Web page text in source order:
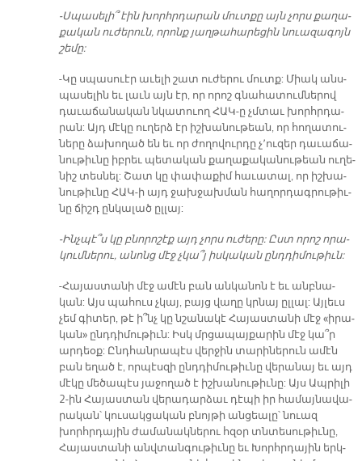
-Սպա­սե­լի՞ էին խորհր­դա­րան մուտ­քը այն չորս քա­ղա­
քա­կան ու­ժե­րուն, ո­րոնք յաղ­թա­հա­րե­ցին նուա­զա­գոյն
շե­մը:
-Կը սպա­սուէր ա­ւե­լի շատ ու­ժե­րու մուտք: Միակ անս­
պա­սե­լին եւ լաւն այն էր, որ ո­րոշ գնա­հա­տում­նե­րով
դա­ւա­ճա­նա­կան նկա­տուող ՀԱ­Կ­-ը չմտաւ խորհրդա­
րան: Այդ մէ­կը ու­ղերձ էր իշ­խա­նու­թեան, որ հո­ղա­տու­
նե­րը ձա­խո­ղած են եւ որ ժո­ղո­վուր­դը չ­­՚ու­զեր դա­ւա­ճա­
նու­թիւ­նը իբ­րեւ պե­տա­կան քա­ղա­քա­կա­նու­թեան ու­ղե­
նիշ տես­նել: Շատ կը փա­փա­քիմ հա­ւա­տալ, որ իշ­խա­
նու­թիւ­նը ՀԱ­Կ­-ի այդ ջախ­ջախ­ման հա­ղոր­դագ­րու­թիւ­
նը ճիշդ ըն­կա­լած ըլ­լայ:
-Ինչ­պէ՞ս կը բնո­րո­շէք այդ չորս ու­ժե­րը: Ըստ որոշ ո­րա­
կում­նե­րու, ա­նոնց մէջ չկա՞յ իս­կա­կան ընդ­դի­մու­թիւն:
-Հա­յաս­տա­նի մէջ ա­մէն բան ան­կա­նոն է եւ անբ­նա­
կան: Այս պա­հուս չկայ, բայց վա­ղը կրնայ ըլ­լալ: Այ­լեւս
չեմ գի­տեր, թէ ի՞նչ կը նշա­նա­կէ Հա­յաս­տա­նի մէջ «ի­րա­
կա­ն» ընդ­դի­մու­թիւն: Իսկ մրցա­պայ­քա­րին մէջ կա՞ր
ար­դեօք: Ընդ­հան­րա­պէս վեր­ջին տա­րի­նե­րուն ամէն
բան ե­ղած է, որ­պէս­զի ընդ­դի­մու­թիւ­նը վե­րա­նայ եւ այդ
մէ­կը մե­ծա­պէս յա­ջո­ղած է իշ­խա­նու­թիւ­նը: Այս Ապ­րի­լի
2-ին Հա­յաս­տա­ն վե­րա­դար­ձաւ դէ­պի իր համայ­նա­վա­
րա­կան՝ կու­սակ­ցա­կան բնոյ­թի ան­ցեա­լը՝ նուազ
խորհր­դա­յին ժա­մա­նակ­նե­րու հզօր տնտե­սու­թիւ­նը,
Հա­յաս­տա­նի անվ­տան­գու­թիւ­նը եւ Խորհր­դա­յին երկ­